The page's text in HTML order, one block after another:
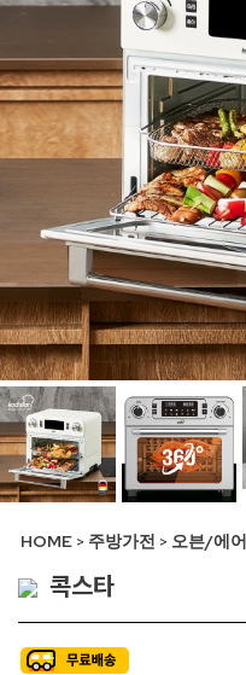
HOME > 주방가전 > 오븐/에
콕스타